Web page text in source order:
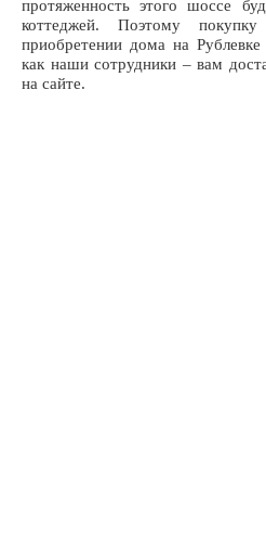
протяженность этого шоссе
коттеджей. Поэтому
приобретении дома на
как наши сотрудники – вам
на сайте.